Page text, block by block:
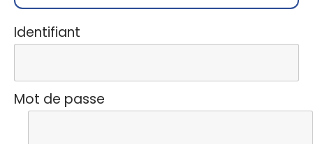
Identifiant
Mot de passe